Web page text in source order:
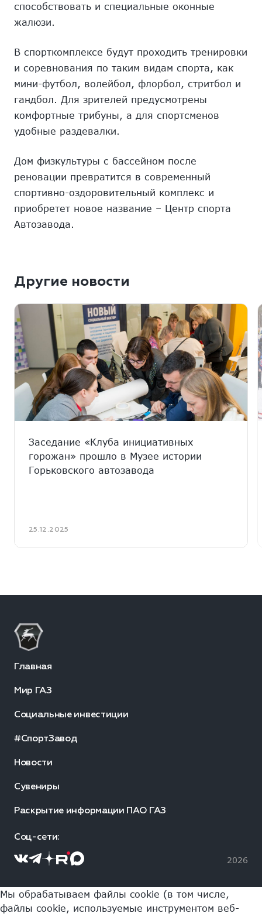
способствовать и специальные оконные
жалюзи.
В спорткомплексе будут проходить тренировки
и соревнования по таким видам спорта, как
мини-футбол, волейбол, флорбол, стритбол и
гандбол. Для зрителей предусмотрены
комфортные трибуны, а для спортсменов
удобные раздевалки.
Дом физкультуры с бассейном после
реновации превратится в современный
спортивно-оздоровительный комплекс и
приобретет новое название – Центр спорта
Автозавода.
Другие новости
Заседание «Клуба инициативных
горожан» прошло в Музее истории
Горьковского автозавода
25.12.2025
Главная
Мир ГАЗ
Социальные инвестиции
#СпортЗавод
Новости
Сувениры
Раскрытие информации ПАО ГАЗ
Соц-сети:
2026
Мы обрабатываем файлы cookie (в том числе,
файлы cookie, используемые инструментом веб-